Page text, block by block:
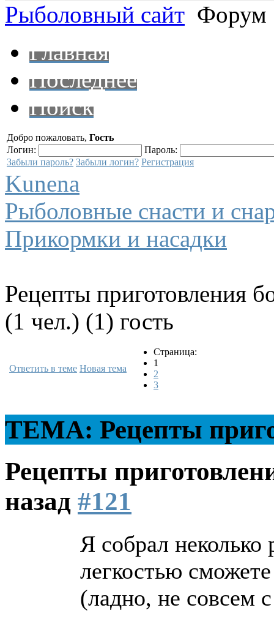
Рыболовный сайт Форум
Главная
Последнее
Поиск
Добро пожаловать, Гость
Логин:
Пароль:
Забыли пароль? Забыли логин? Регистрация
Kunena
Рыболовные снасти и
Прикормки и насадки
Рецепты приготовления
(1 чел.) (1) гость
Ответить в теме Новая тема
Страница:
1
2
3
ТЕМА: Рецепты
Рецепты
назад #121
Я собрал
легкостью
(ладно, не совсем